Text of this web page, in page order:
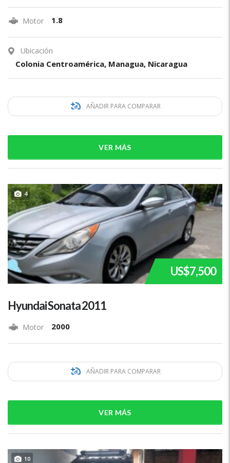
Motor 1.8
Ubicación
Colonia Centroamérica, Managua, Nicaragua
AÑADIR PARA COMPARAR
VER MÁS
4
US$7,500
Hyundai Sonata 2011
Motor 2000
AÑADIR PARA COMPARAR
VER MÁS
10